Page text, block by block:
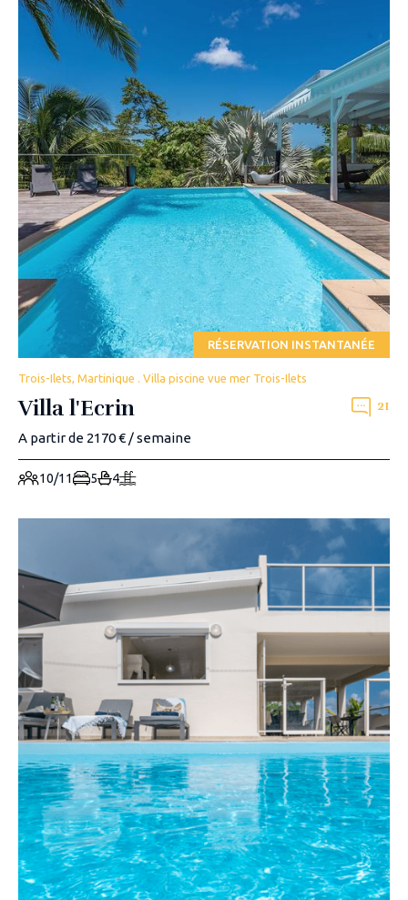
RÉSERVATION INSTANTANÉE
Trois-Ilets, Martinique . Villa piscine vue mer Trois-Ilets
Villa l'Ecrin 21
A partir de 2170 € / semaine
10/11 5 4